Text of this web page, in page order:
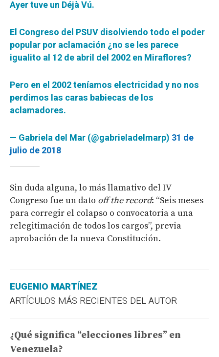
Ayer tuve un Déjà Vú.
El Congreso del PSUV disolviendo todo el poder
popular por aclamación ¿no se les parece
igualito al 12 de abril del 2002 en Miraflores?
Pero en el 2002 teníamos electricidad y no nos
perdimos las caras babiecas de los
aclamadores.
— Gabriela del Mar (@gabrieladelmarp) 31 de
julio de 2018
Sin duda alguna, lo más llamativo del IV
Congreso fue un dato off the record: “Seis meses
para corregir el colapso o convocatoria a una
relegitimación de todos los cargos”, previa
aprobación de la nueva Constitución.
EUGENIO MARTÍNEZ
ARTÍCULOS MÁS RECIENTES DEL AUTOR
¿Qué significa “elecciones libres” en
Venezuela?